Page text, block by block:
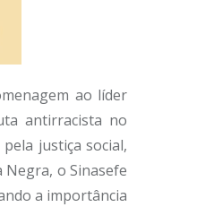
ao líder
antirracista no
justiça social,
Negra, o Sinasefe
a importância